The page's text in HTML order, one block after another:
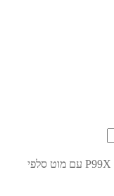
טבעת תאורה מרובעת P99X עם מוט סלפי